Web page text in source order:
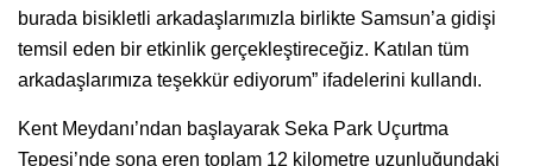
burada bisikletli arkadaşlarımızla birlikte Samsun’a gidişi
temsil eden bir etkinlik gerçekleştireceğiz. Katılan tüm
arkadaşlarımıza teşekkür ediyorum” ifadelerini kullandı.
Kent Meydanı’ndan başlayarak Seka Park Uçurtma
Tepesi’nde sona eren toplam 12 kilometre uzunluğundaki